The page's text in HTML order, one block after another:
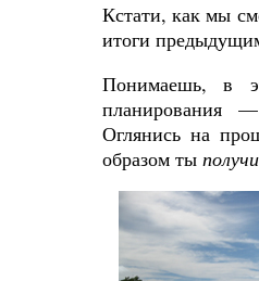
Кстати, как мы
итоги
Понимаешь, в
планирования
Оглянись на
образом ты